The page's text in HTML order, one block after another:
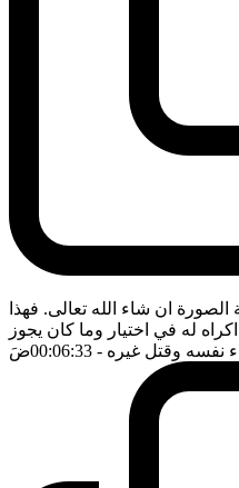
ان شاء الله تعالى. فهذا
له في اختيار وما كان يجوز
نفسه وقتل غيره - 00:06:33 ضَ